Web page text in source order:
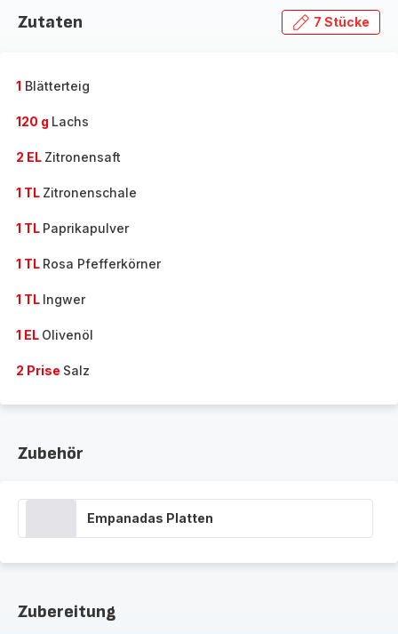
Zutaten 7 Stücke
1 Blätterteig
120 g Lachs
2 EL Zitronensaft
1 TL Zitronenschale
1 TL Paprikapulver
1 TL Rosa Pfefferkörner
1 TL Ingwer
1 EL Olivenöl
2 Prise Salz
Zubehör
Empanadas Platten
Zubereitung